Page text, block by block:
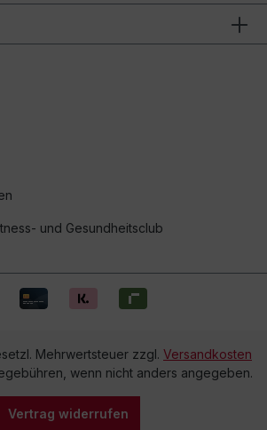
und Gesundheitsclub
Mehrwertsteuer zzgl. Versandkosten
wenn nicht anders angegeben.
Vertrag widerrufen